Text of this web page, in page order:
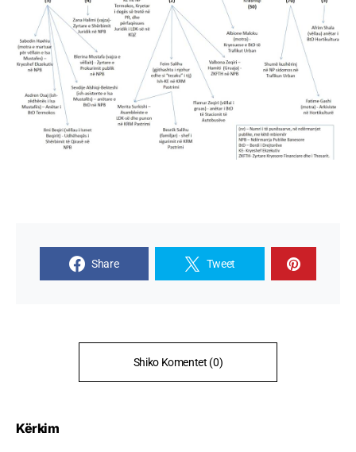
Share Tweet
Shiko Komentet (0)
Kërkim